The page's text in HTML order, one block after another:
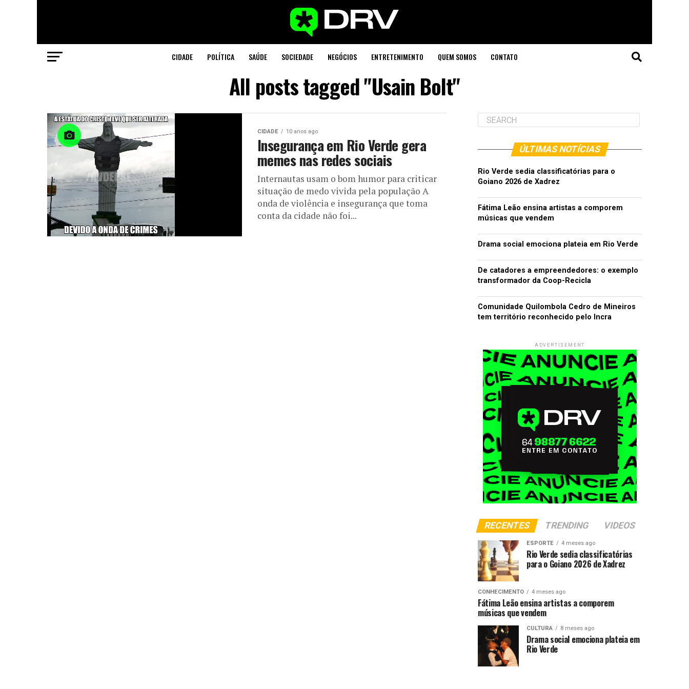
CIDADE POLÍTICA SAÚDE SOCIEDADE NEGÓCIOS ENTRETENIMENTO QUEM SOMOS CONTATO
All posts tagged "Usain Bolt"
CIDADE 10 anos ago
Insegurança em Rio Verde gera
memes nas redes sociais
Internautas usam o bom humor para criticar
situação de medo vivida pela população A
onda de violência e insegurança que toma
conta da cidade não foi...
ÚLTIMAS NOTÍCIAS
Rio Verde sedia classificatórias para o
Goiano 2026 de Xadrez
Fátima Leão ensina artistas a comporem
músicas que vendem
Drama social emociona plateia em Rio Verde
De catadores a empreendedores: o exemplo
transformador da Coop-Recicla
Comunidade Quilombola Cedro de Mineiros
tem território reconhecido pelo Incra
ADVERTISEMENT
RECENTES TRENDING VIDEOS
ESPORTE 4 meses ago
Rio Verde sedia classificatórias
para o Goiano 2026 de Xadrez
CONHECIMENTO 4 meses ago
Fátima Leão ensina artistas a comporem
músicas que vendem
CULTURA 8 meses ago
Drama social emociona plateia em
Rio Verde